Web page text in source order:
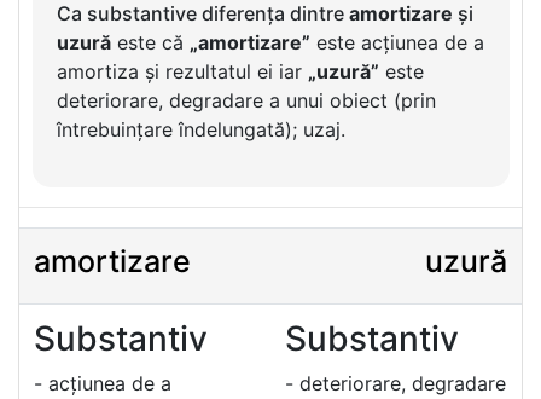
Ca substantive diferența dintre amortizare și
uzurăeste că „amortizare” este acțiunea de a
amortiza și rezultatul ei iar „uzură” este
deteriorare, degradare a unui obiect (prin
întrebuințare îndelungată); uzaj.
amortizare uzură
Substantiv
- acțiunea de a
Substantiv
- deteriorare, degradare